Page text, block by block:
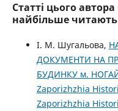
Статті цього
найбільше читають
І. М. Шугальова,
ДОКУМЕНТИ НА
БУДИНКУ м.
Zaporizhzhia
Zaporizhzhia